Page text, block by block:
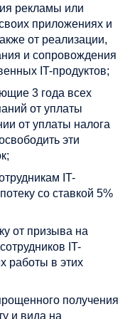
рекламы или
приложениях и
от реализации,
и сопровождения
IT-продуктов;
3 года всех
от уплаты
от уплаты налога
эти
IT-
со ставкой 5%
от призыва на
IT-
работы в этих
получения
и вида на